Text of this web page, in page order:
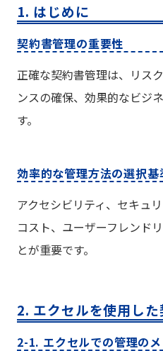
1. はじめに
契約書管理の重要性
正確な契約書管理は、リス
ンスの確保、効果的なビジ
す。
効率的な管理方法の選択基
アクセシビリティ、セキュ
コスト、ユーザーフレンド
とが重要です。
2. エクセルを使用し
2-1. エクセルでの管理の